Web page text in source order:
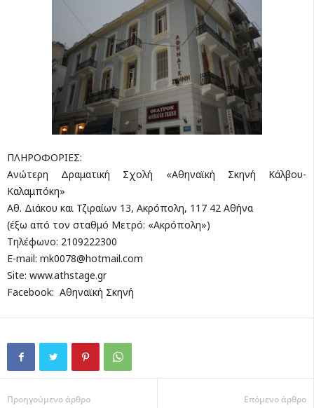
ΠΛΗΡΟΦΟΡΙΕΣ:
Ανώτερη Δραματική Σχολή «Αθηναϊκή Σκηνή Κάλβου-
Καλαμπόκη»
Αθ. Διάκου και Τζιραίων 13, Ακρόπολη, 117 42 Αθήνα
(έξω από τον σταθμό Μετρό: «Ακρόπολη»)
Τηλέφωνο: 2109222300
E-mail: mk0078@hotmail.com
Site: www.athstage.gr
Facebook: Αθηναϊκή Σκηνή
Προηγούμενο άρθρο Επόμενο άρθρο